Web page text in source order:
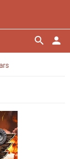
person
search